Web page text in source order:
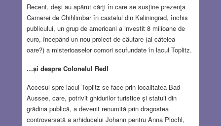
Recent, deşi au apărut cărţi în care se susţine prezenţa
Camerei de Chihlimbar în castelul din Kaliningrad, închis
publicului, un grup de americani a investit 8 milioane de
euro, începând un nou proiect de căutare (al câtelea
oare?) a misterioaselor comori scufundate în lacul Toplitz.
…și despre Colonelul Redl
Accesul spre lacul Toplitz se face prin localitatea Bad
Aussee, care, potrivit ghidurilor turistice şi statuii din
grădina publică, a devenit renumită prin dragostea
controversată a arhiducelui Johann pentru Anna Plöchl,